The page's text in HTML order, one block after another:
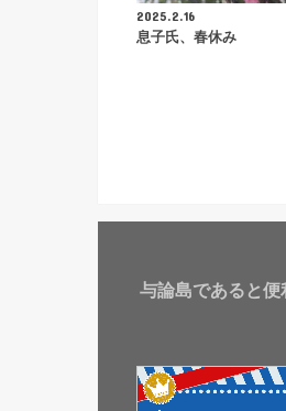
2025.2.16
息子氏、春休み
与論島であると便